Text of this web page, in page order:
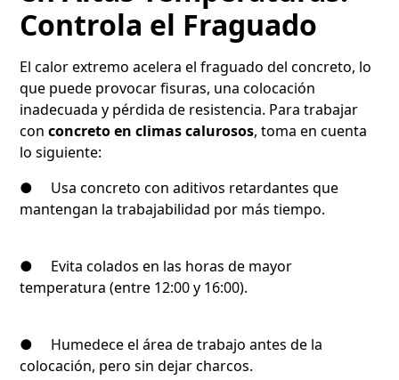
Controla el Fraguado
El calor extremo acelera el fraguado del concreto, lo
que puede provocar fisuras, una colocación
inadecuada y pérdida de resistencia. Para trabajar
conconcreto en climas calurosos, toma en cuenta
lo siguiente:
● Usa concreto con aditivos retardantes que
mantengan la trabajabilidad por más tiempo.
● Evita colados en las horas de mayor
temperatura (entre 12:00 y 16:00).
● Humedece el área de trabajo antes de la
colocación, pero sin dejar charcos.